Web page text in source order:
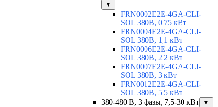
▼
FRN0002E2E-4GA-CLI-
SOL 380В, 0,75 кВт
FRN0004E2E-4GA-CLI-
SOL 380В, 1,1 кВт
FRN0006E2E-4GA-CLI-
SOL 380В, 2,2 кВт
FRN0007E2E-4GA-CLI-
SOL 380В, 3 кВт
FRN0012E2E-4GA-CLI-
SOL 380В, 5,5 кВт
380-480 В, 3 фазы, 7,5-30 кВт
▼